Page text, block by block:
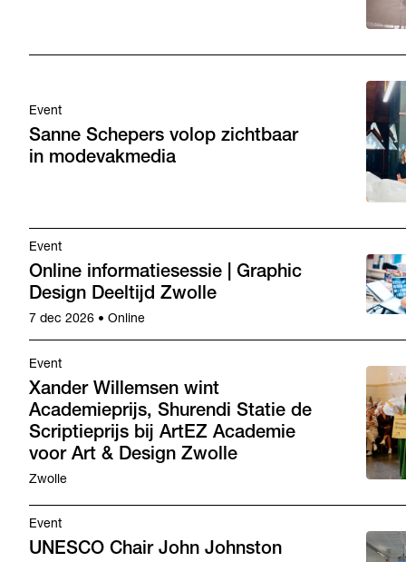
Event
Sanne Schepers volop zichtbaar
in modevakmedia
Event
Online informatiesessie | Graphic
Design Deeltijd Zwolle
7 dec 2026 • Online
Event
Xander Willemsen wint
Academieprijs, Shurendi Statie de
Scriptieprijs bij ArtEZ Academie
voor Art & Design Zwolle
Zwolle
Event
UNESCO Chair John Johnston